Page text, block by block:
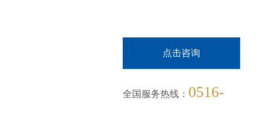
点击咨询
全国服务热线： 0516-